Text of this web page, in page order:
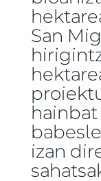
San
izan